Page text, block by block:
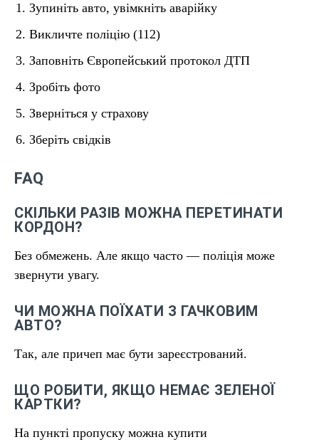
Зупиніть авто, увімкніть аварійку
Викличте поліцію (112)
Заповніть Європейський протокол ДТП
Зробіть фото
Зверніться у страхову
Зберіть свідків
FAQ
СКІЛЬКИ РАЗІВ МОЖНА ПЕРЕТИНАТИ
КОРДОН?
Без обмежень. Але якщо часто — поліція може
звернути увагу.
ЧИ МОЖНА ПОЇХАТИ З ГАЧКОВИМ
АВТО?
Так, але причеп має бути зареєстрований.
ЩО РОБИТИ, ЯКЩО НЕМАЄ ЗЕЛЕНОЇ
КАРТКИ?
На пункті пропуску можна купити